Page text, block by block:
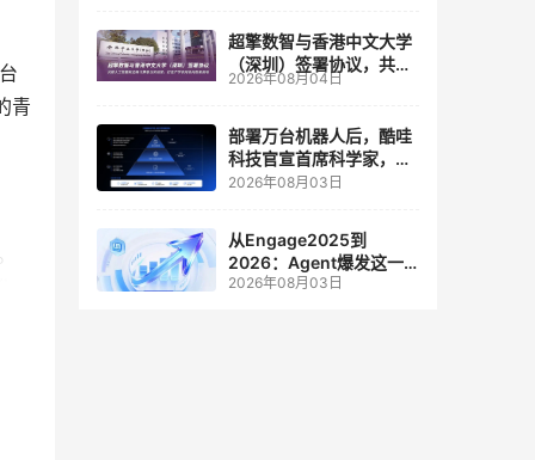
青
管理
超擎数智与香港中文大学
（深圳）签署协议，共建
人工智能和边缘计算联合
2026年08月04日
部署万台机器人后，酷哇
科技官宣首席科学家，要
让世界模型交付生产力
2026年08月03日
从Engage2025到
2026：Agent爆发这一
年，AI CRM 走到哪了
2026年08月03日